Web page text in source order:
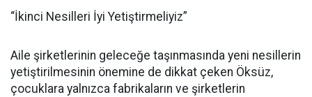
“İkinci Nesilleri İyi Yetiştirmeliyiz”
Aile şirketlerinin geleceğe taşınmasında yeni nesillerin
yetiştirilmesinin önemine de dikkat çeken Öksüz,
çocuklara yalnızca fabrikaların ve şirketlerin